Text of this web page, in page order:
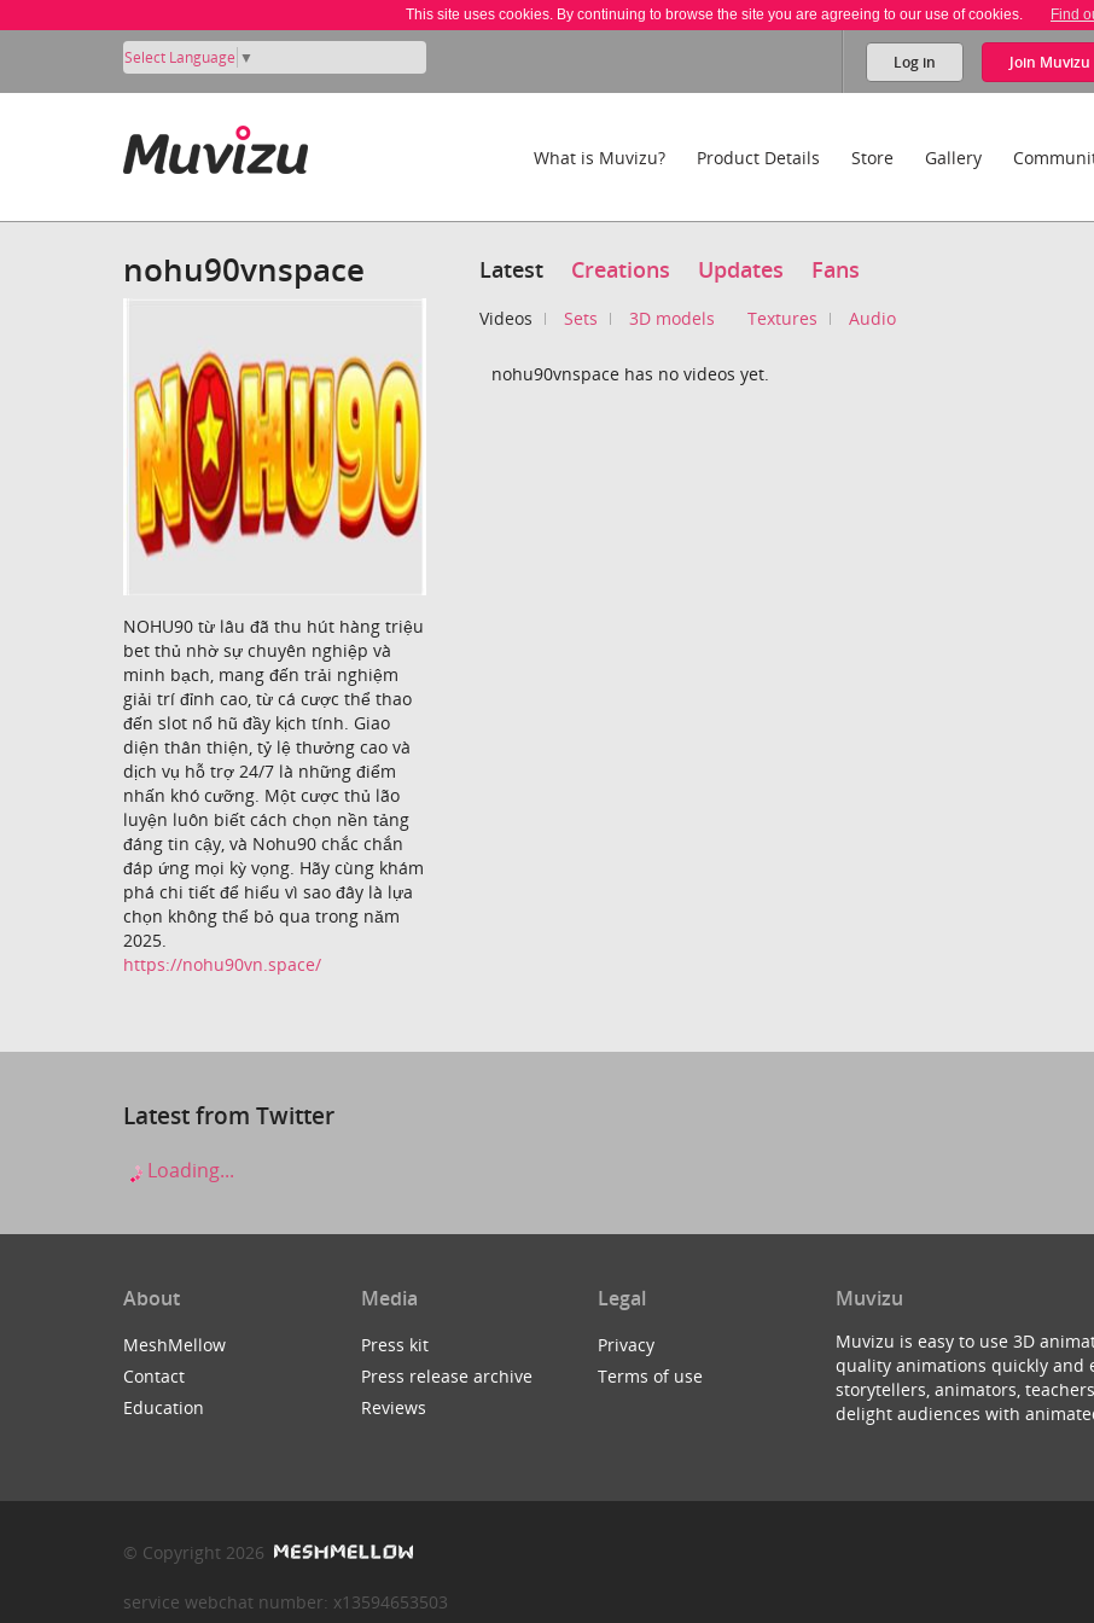
This site uses cookies. By continuing to browse the site you are agreeing to our use of cookies. Find
Select Language ▼ Log in Join Muvizu
What is Muvizu? Product Details Store Gallery
nohu90vnspace
NOHU90 từ lâu đã thu hút hàng triệu
bet thủ nhờ sự chuyên nghiệp và
minh bạch, mang đến trải nghiệm
giải trí đỉnh cao, từ cá cược thể thao
đến slot nổ hũ đầy kịch tính. Giao
diện thân thiện, tỷ lệ thưởng cao và
dịch vụ hỗ trợ 24/7 là những điểm
nhấn khó cưỡng. Một cược thủ lão
luyện luôn biết cách chọn nền tảng
đáng tin cậy, và Nohu90 chắc chắn
đáp ứng mọi kỳ vọng. Hãy cùng khám
phá chi tiết để hiểu vì sao đây là lựa
chọn không thể bỏ qua trong năm
2025.
https://nohu90vn.space/
Latest Creations Updates Fans
Videos Sets 3D models Textures Audio
nohu90vnspace has no videos yet.
Latest from Twitter
Loading...
About
MeshMellow
Contact
Education
Media
Press kit
Press release archive
Reviews
Legal
Privacy
Terms of use
Muvizu
Muvizu is easy to use 3D
quality animations quickly and
storytellers, animators,
delight audiences with
© Copyright 2026
service webchat number: x13594653503